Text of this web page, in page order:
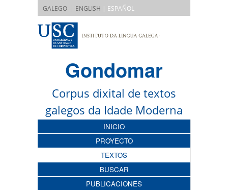
GALEGO ENGLISH | ESPAÑOL
Gondomar
Corpus dixital de textos
galegos da Idade Moderna
INICIO
PROYECTO
TEXTOS
BUSCAR
PUBLICACIONES